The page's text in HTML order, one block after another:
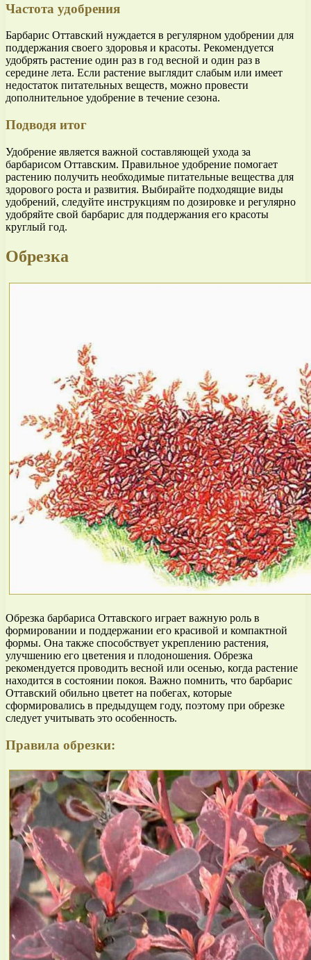
Частота удобрения
Барбарис Оттавский нуждается в регулярном удобрении для
поддержания своего здоровья и красоты. Рекомендуется
удобрять растение один раз в год весной и один раз в
середине лета. Если растение выглядит слабым или имеет
недостаток питательных веществ, можно провести
дополнительное удобрение в течение сезона.
Подводя итог
Удобрение является важной составляющей ухода за
барбарисом Оттавским. Правильное удобрение помогает
растению получить необходимые питательные вещества для
здорового роста и развития. Выбирайте подходящие виды
удобрений, следуйте инструкциям по дозировке и регулярно
удобряйте свой барбарис для поддержания его красоты
круглый год.
Обрезка
Обрезка барбариса Оттавского играет важную роль в
формировании и поддержании его красивой и компактной
формы. Она также способствует укреплению растения,
улучшению его цветения и плодоношения. Обрезка
рекомендуется проводить весной или осенью, когда растение
находится в состоянии покоя. Важно помнить, что барбарис
Оттавский обильно цветет на побегах, которые
сформировались в предыдущем году, поэтому при обрезке
следует учитывать это особенность.
Правила обрезки: